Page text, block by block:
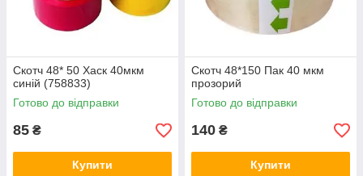
Скотч 48* 50 Хаск 40мкм
синій (758833)
Готово до відправки
85 ₴
Купити
Скотч 48*150 Пак 40 мкм
прозорий
Готово до відправки
140 ₴
Купити